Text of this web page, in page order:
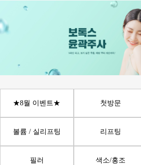
★8월 이벤트★ 첫방문
볼륨 / 실리프팅 리프팅
필러 색소/홍조